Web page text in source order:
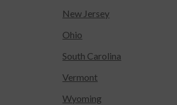
New Jersey
Ohio
South Carolina
Vermont
Wyoming